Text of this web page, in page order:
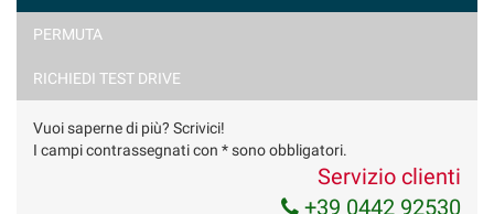
Ho letto e accetto
marketing
Invia la tua richiesta
PERMUTA
RICHIEDI TEST DRIVE
Vuoi saperne di più? Scrivici!
I campi contrassegnati con * sono obbligatori.
Servizio clienti
+39 0442 92530